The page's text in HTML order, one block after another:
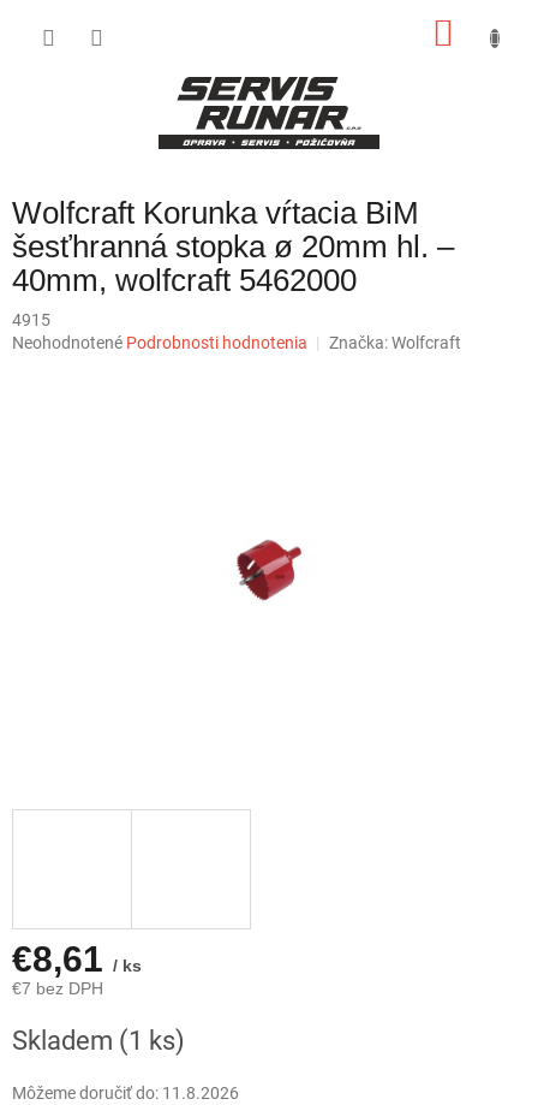
Wolfcraft Korunka vŕtacia BiM
šesťhranná stopka ø 20mm hl. –
40mm, wolfcraft 5462000
4915
Priemerné
Neohodnotené Podrobnosti hodnotenia Značka:Wolfcraft
€8,61 / ks
€7 bez DPH
cena:
Skladem (1 ks)
Môžeme doručiť do: 11.8.2026